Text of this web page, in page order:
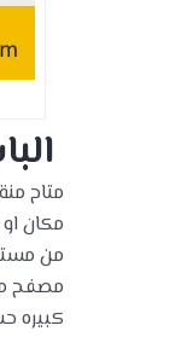
مكان
من
كبيره